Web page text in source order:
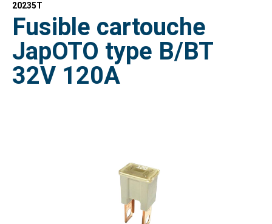
20235T
Fusible cartouche
JapOTO type B/BT
32V 120A